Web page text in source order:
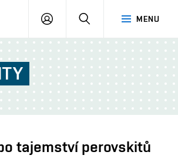
MENU
PŘIHLÁŠENÍ
tajemství perovskitů